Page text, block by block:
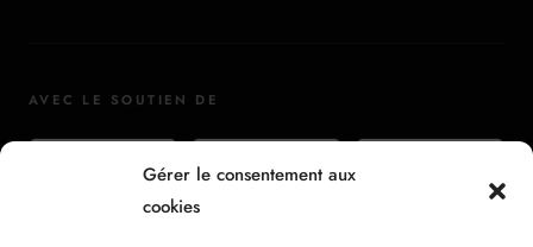
Gérer le consentement aux
cookies
AVEC LE SOUTIEN DE